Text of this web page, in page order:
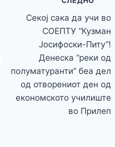
Секој сака да учи во
СОЕПТУ “Кузман
Јосифоски-Питу”!
Денеска “реки од
полуматуранти” беа дел
од отворениот ден од
економското училиште
во Прилеп